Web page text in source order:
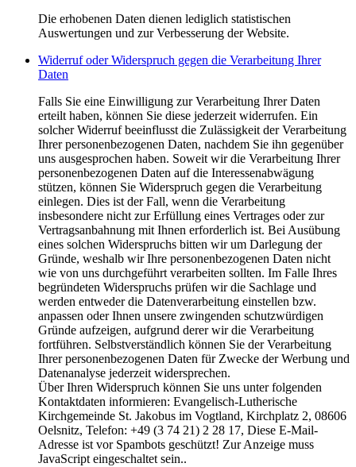
Die erhobenen Daten dienen lediglich statistischen
Auswertungen und zur Verbesserung der Website.
Widerruf oder Widerspruch gegen die Verarbeitung Ihrer
Daten
Falls Sie eine Einwilligung zur Verarbeitung Ihrer Daten
erteilt haben, können Sie diese jederzeit widerrufen. Ein
solcher Widerruf beeinflusst die Zulässigkeit der Verarbeitung
Ihrer personenbezogenen Daten, nachdem Sie ihn gegenüber
uns ausgesprochen haben. Soweit wir die Verarbeitung Ihrer
personenbezogenen Daten auf die Interessenabwägung
stützen, können Sie Widerspruch gegen die Verarbeitung
einlegen. Dies ist der Fall, wenn die Verarbeitung
insbesondere nicht zur Erfüllung eines Vertrages oder zur
Vertragsanbahnung mit Ihnen erforderlich ist. Bei Ausübung
eines solchen Widerspruchs bitten wir um Darlegung der
Gründe, weshalb wir Ihre personenbezogenen Daten nicht
wie von uns durchgeführt verarbeiten sollten. Im Falle Ihres
begründeten Widerspruchs prüfen wir die Sachlage und
werden entweder die Datenverarbeitung einstellen bzw.
anpassen oder Ihnen unsere zwingenden schutzwürdigen
Gründe aufzeigen, aufgrund derer wir die Verarbeitung
fortführen. Selbstverständlich können Sie der Verarbeitung
Ihrer personenbezogenen Daten für Zwecke der Werbung und
Datenanalyse jederzeit widersprechen.
Über Ihren Widerspruch können Sie uns unter folgenden
Kontaktdaten informieren: Evangelisch-Lutherische
Kirchgemeinde St. Jakobus im Vogtland, Kirchplatz 2, 08606
Oelsnitz, Telefon: +49 (3 74 21) 2 28 17, Diese E-Mail-
Adresse ist vor Spambots geschützt! Zur Anzeige muss
JavaScript eingeschaltet sein..